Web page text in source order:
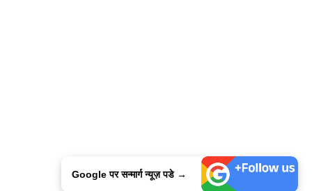
Google पर सन्मार्ग न्यूज़ पडे →